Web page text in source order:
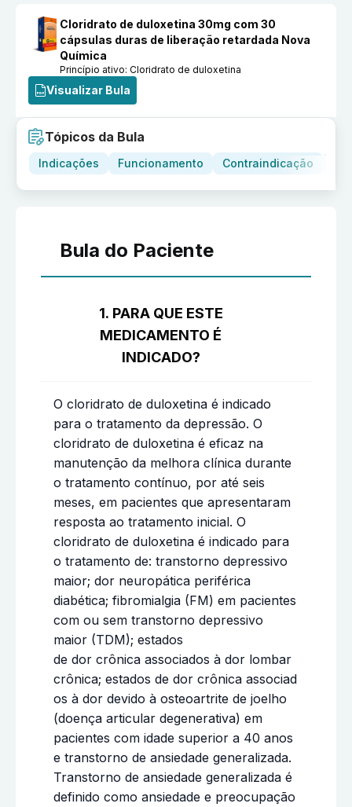
Cloridrato de duloxetina 30mg com 30
cápsulas duras de liberação retardada Nova
Química
Princípio ativo:Cloridrato de duloxetina
Visualizar Bula
Tópicos da Bula
Indicações Funcionamento Contraindicação
Bula do Paciente
1. PARA QUE ESTE
MEDICAMENTO É
INDICADO?
O cloridrato de duloxetina é indicado
para o tratamento da depressão. O
cloridrato de duloxetina é eficaz na
manutenção da melhora clínica durante
o tratamento contínuo, por até seis
meses, em pacientes que apresentaram
resposta ao tratamento inicial. O
cloridrato de duloxetina é indicado para
o tratamento de: transtorno depressivo
maior; dor neuropática periférica
diabética; fibromialgia (FM) em pacientes
com ou sem transtorno depressivo
maior (TDM); estados
de dor crônica associados à dor lombar
crônica; estados de dor crônica associad
os à dor devido à osteoartrite de joelho
(doença articular degenerativa) em
pacientes com idade superior a 40 anos
e transtorno de ansiedade generalizada.
Transtorno de ansiedade generalizada é
definido como ansiedade e preocupação